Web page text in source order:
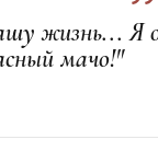
жизнь... Я
мачо!"